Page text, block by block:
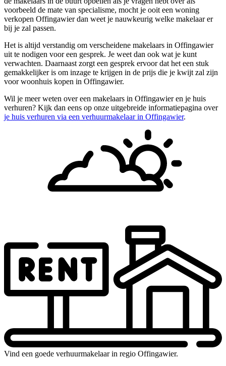
voorbeeld de mate van specialisme, mocht je ooit een woning
verkopen Offingawier dan weet je nauwkeurig welke makelaar er
bij je zal passen.
Het is altijd verstandig om verscheidene makelaars in Offingawier
uit te nodigen voor een gesprek. Je weet dan ook wat je kunt
verwachten. Daarnaast zorgt een gesprek ervoor dat het een stuk
gemakkelijker is om inzage te krijgen in de prijs die je kwijt zal zijn
voor woonhuis kopen in Offingawier.
Wil je meer weten over een makelaars in Offingawier en je huis
verhuren? Kijk dan eens op onze uitgebreide informatiepagina over
je huis verhuren via een verhuurmakelaar in Offingawier.
Vind een goede verhuurmakelaar in regio Offingawier.